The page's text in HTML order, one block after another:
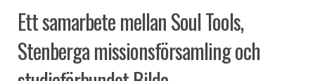
Ett samarbete mellan Soul Tools,
Stenberga missionsförsamling och